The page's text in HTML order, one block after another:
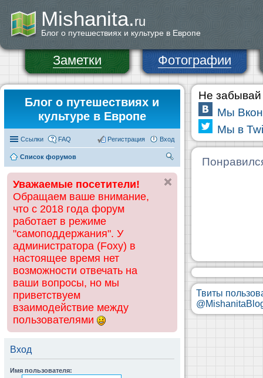
Mishanita.ru
Блог о путешествиях и культуре в Европе
Заметки Фотографии
Блог о путешествиях и
культуре в Европе
Ссылки FAQ Вход
Регистрация
Список форумов
ск
Уважаемые посетители!
Обращаем ваше внимание,
что с 2018 года форум
работает в режиме
"самоподдержания". У
администратора (Foxy) в
настоящее время нет
возможности отвечать на
ваши вопросы, но мы
приветствуем
взаимодействие между
пользователями
Вход
Имя пользователя:
Не забывай
Мы
Мы в
Твиты